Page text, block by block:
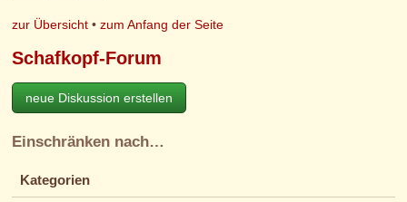
zur Übersicht •zum Anfang der Seite
Schafkopf-Forum
neue Diskussion erstellen
Einschränken nach…
Kategorien